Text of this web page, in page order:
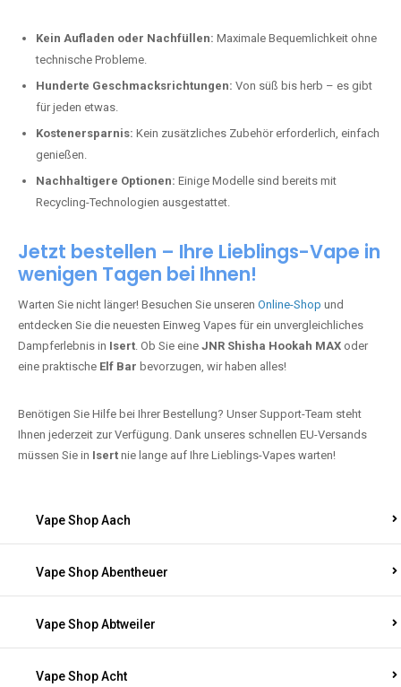
Kein Aufladen oder Nachfüllen: Maximale Bequemlichkeit ohne
technische Probleme.
Hunderte Geschmacksrichtungen: Von süß bis herb – es gibt
für jeden etwas.
Kostenersparnis: Kein zusätzliches Zubehör erforderlich, einfach
genießen.
Nachhaltigere Optionen: Einige Modelle sind bereits mit
Recycling-Technologien ausgestattet.
Jetzt bestellen – Ihre Lieblings-Vape in
wenigen Tagen bei Ihnen!
Warten Sie nicht länger! Besuchen Sie unseren Online-Shop und
entdecken Sie die neuesten Einweg Vapes für ein unvergleichliches
Dampferlebnis in Isert. Ob Sie eine JNR Shisha Hookah MAX oder
eine praktische Elf Bar bevorzugen, wir haben alles!
Benötigen Sie Hilfe bei Ihrer Bestellung? Unser Support-Team steht
Ihnen jederzeit zur Verfügung. Dank unseres schnellen EU-Versands
müssen Sie in Isert nie lange auf Ihre Lieblings-Vapes warten!
Vape Shop Aach
Vape Shop Abentheuer
Vape Shop Abtweiler
Vape Shop Acht